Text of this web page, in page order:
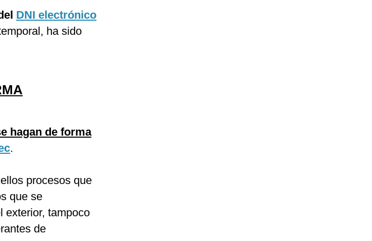
DNI electrónico
ha sido
hagan de forma
.
procesos que
que se
exterior, tampoco
de